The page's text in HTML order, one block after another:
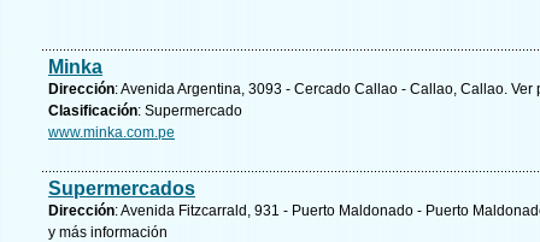
Minka
Dirección: Avenida Argentina, 3093 - Cercado Callao - Callao, Callao. Ver
Clasificación: Supermercado
www.minka.com.pe
Supermercados
Dirección: Avenida Fitzcarrald, 931 - Puerto Maldonado - Puerto
y más información